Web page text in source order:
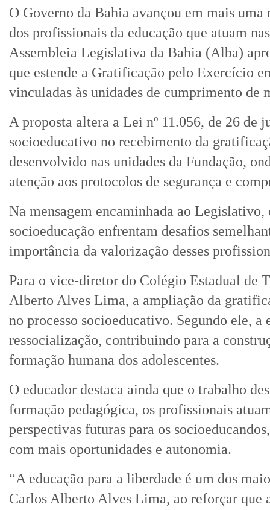
O Governo da Bahia avançou em mais
dos profissionais da educação que atuam
Assembleia Legislativa da Bahia (Alba)
que estende a Gratificação pelo Exercício
vinculadas às unidades de cumprimento de
A proposta altera a Lei nº 11.056, de 26 de
socioeducativo no recebimento da
desenvolvido nas unidades da Fundação,
atenção aos protocolos de segurança e
Na mensagem encaminhada ao
socioeducação enfrentam desafios
importância da valorização desses
Para o vice-diretor do Colégio Estadual de
Alberto Alves Lima, a ampliação da
no processo socioeducativo. Segundo ele,
ressocialização, contribuindo para a
formação humana dos adolescentes.
O educador destaca ainda que o trabalho
formação pedagógica, os profissionais
perspectivas futuras para os
com mais oportunidades e autonomia.
“A educação para a liberdade é um dos
Carlos Alberto Alves Lima, ao reforçar que